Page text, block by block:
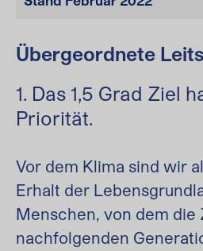
Übergeordnete
1. Das 1,5 Grad Ziel
Priorität.
Vor dem Klima sind wir
Erhalt der
Menschen, von dem die
nachfolgenden